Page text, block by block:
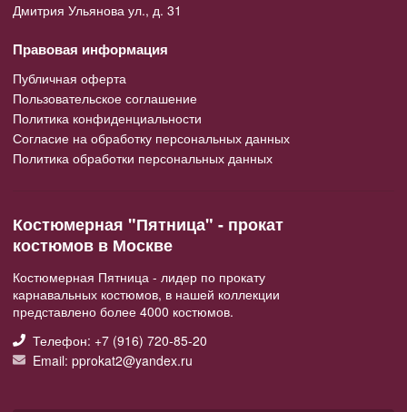
Дмитрия Ульянова ул., д. 31
Правовая информация
Публичная оферта
Пользовательское соглашение
Политика конфиденциальности
Согласие на обработку персональных данных
Политика обработки персональных данных
Костюмерная "Пятница" - прокат
костюмов в Москве
Костюмерная Пятница - лидер по прокату
карнавальных костюмов, в нашей коллекции
представлено более 4000 костюмов.
Телефон: +7 (916) 720-85-20
Email: pprokat2@yandex.ru